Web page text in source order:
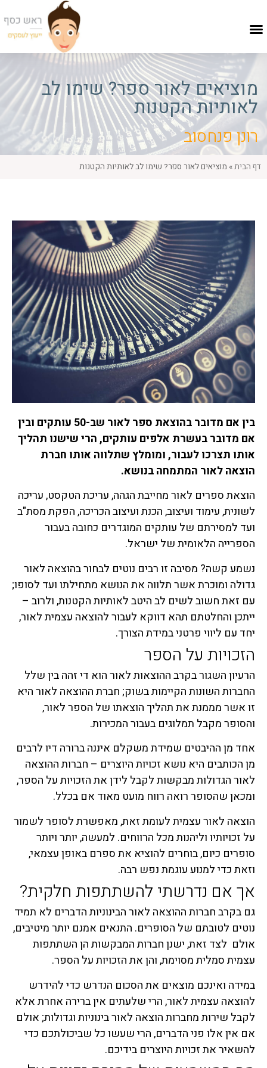
מוציאים לאור ספר? שימו לב
לאותיות הקטנות
רונן פנחסוב
דף הבית» מוציאים לאור ספר? שימו לב לאותיות הקטנות
בין אם מדובר בהוצאת ספר לאור שב-50 עותקים ובין
אם מדובר בעשרת אלפים עותקים, הרי שישנו תהליך
אותו תצרכו לעבור, ומומלץ שתלווה אותו חברת
הוצאה לאור המתמחה בנושא.
הוצאת ספרים לאור מחייבת הגהה, עריכת הטקסט, עריכה
לשונית, עימוד ועיצוב, הכנת ועיצוב הכריכה, הפקת מסת"ב
ועד למסירתם של עותקים המוגדרים כחובה בעבור
הספרייה הלאומית של ישראל.
נשמע קשה? מסיבה זו רבים נוטים לבחור בהוצאה לאור
גדולה ומוכרת אשר תלווה את הנושא מתחילתו ועד לסופו;
עם זאת חשוב לשים לב היטב לאותיות הקטנות, ולרוב –
ייתכן והחלטתם תהא דווקא לעבור להוצאה עצמית לאור,
יחד עם ליווי פרטני במידת הצורך.
הזכויות על הספר
הרעיון השגור בקרב ההוצאות לאור הוא די זהה בין שלל
החברות השונות הקיימות בשוק; חברת ההוצאה לאור היא
זו אשר מממנת את תהליך הוצאתו של הספר לאור,
והסופר מקבל תמלוגים בעבור המכירות.
אחד מן ההיבטים שמידת משקלם איננה ברורה דיו לרבים
מן הכותבים היא נושא זכויות היוצרים – חברות ההוצאה
לאור הגדולות מבקשות לקבל לידן את הזכויות על הספר,
ומכאן שהסופר רואה רווח מועט מאוד אם בכלל.
הוצאה לאור עצמית לעומת זאת, מאפשרת לסופר לשמור
על זכויותיו וליהנות מכל הרווחים. למעשה, יותר ויותר
סופרים כיום, בוחרים להוציא את ספרם באופן עצמאי,
וזאת כדי למנוע עוגמת נפש רבה.
אך אם נדרשתי להשתתפות חלקית?
גם בקרב חברות ההוצאה לאור הבינוניות הדברים לא תמיד
נוטים לטובתם של הסופרים. התנאים אמנם יותר מיטיבים,
אולם לצד זאת, ישנן חברות המבקשות הן השתתפות
עצמית סמלית מסוימת, והן את הזכויות על הספר.
במידה ואינכם מוצאים את הסכום הנדרש כדי להידרש
להוצאה עצמית לאור, הרי שלעתים אין ברירה אחרת אלא
לקבל שירות מחברות הוצאה לאור בינוניות וגדולות; אולם
אם אין אלו פני הדברים, הרי שעשו כל שביכולתכם כדי
להשאיר את זכויות היוצרים בידיכם.